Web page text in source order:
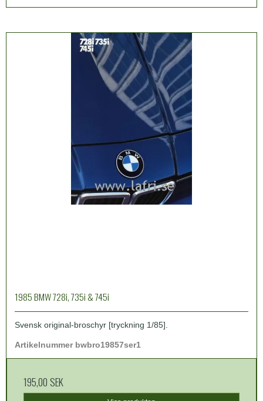
1985 BMW 728i, 735i & 745i
Svensk original-broschyr [tryckning 1/85].
Artikelnummer bwbro19857ser1
195,00 SEK